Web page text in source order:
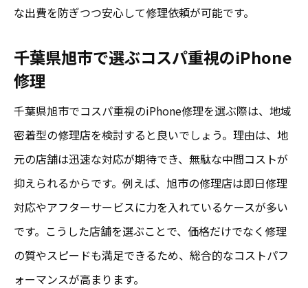
旭市で安心できるiPhone修理店の選び方
口コミで選ぶデータ保護重視の修理店
データ移行サポートが充実した店舗を探す
スマホ画面割れを安く直すための比較術
iPhone 画面修理の安い店舗を探すコツ
千葉県内で画面修理が得意な修理店比較
成田と旭市のスマホ修理料金を徹底比較
画面割れ修理で後悔しないための注意点
な出費を防ぎつつ安心して修理依頼が可能です。
千葉県旭市で選ぶコスパ重視のiPhone
修理
千葉県旭市でコスパ重視のiPhone修理を選ぶ際は、地域
密着型の修理店を検討すると良いでしょう。理由は、地
元の店舗は迅速な対応が期待でき、無駄な中間コストが
抑えられるからです。例えば、旭市の修理店は即日修理
対応やアフターサービスに力を入れているケースが多い
です。こうした店舗を選ぶことで、価格だけでなく修理
の質やスピードも満足できるため、総合的なコストパフ
ォーマンスが高まります。